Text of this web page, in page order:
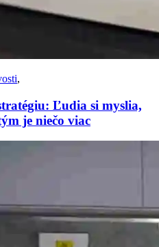
,
Ľudia si myslia,
je niečo viac